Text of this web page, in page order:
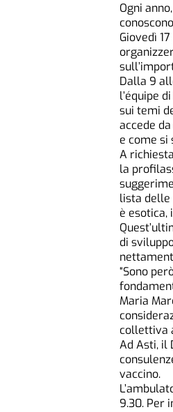
Ogni
Giovedì
Dalla 9
l’équipe
sui temi
accede
e come
A
la
lista delle
è esotica,
di
“Sono
Maria
collettiva
Ad Asti, il
vaccino.
9.30. Per